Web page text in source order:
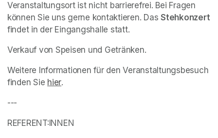
Veranstaltungsort ist nicht barrierefrei. Bei Fragen
können Sie uns gerne kontaktieren. Das Stehkonzert
findet in der Eingangshalle statt.
Verkauf von Speisen und Getränken.
Weitere Informationen für den Veranstaltungsbesuch
finden Sie (opens in a new tab)
hier(opens in a new tab)
.
---
REFERENT:INNEN